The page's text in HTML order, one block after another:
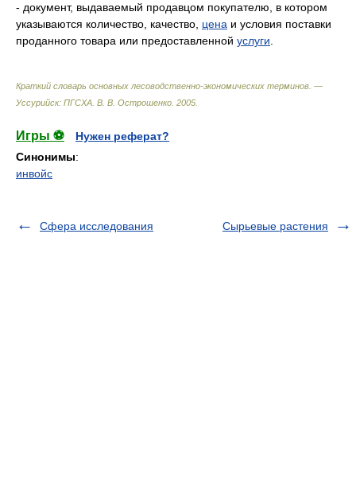
- документ, выдаваемый продавцом покупателю, в котором
указываются количество, качество, цена и условия поставки
проданного товара или предоставленной услуги
Краткий словарь основных лесоводственно-экономических терминов. —
Уссурийск: ПГСХА В. В. Острошенко 2005
Игры ⚽
Нужен реферат?
Синонимы:
инвойс
Сфера исследования Сырьевые растения